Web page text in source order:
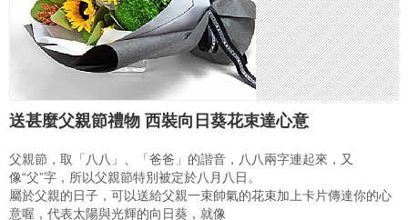
送甚麼父親節禮物 西裝向日葵花束達心意
父親節，取「八八」、「爸爸」的諧音，八八兩字連起來，又
像“父”字，所以父親節特別被定於八月八日。
屬於父親的日子，可以送給父親一束帥氣的花束加上卡片傳達你的心
意喔，代表太陽與光輝的向日葵，就像